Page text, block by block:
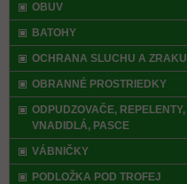
OBUV
BATOHY
OCHRANA SLUCHU A ZRAKU
OBRANNÉ PROSTRIEDKY
ODPUDZOVAČE, REPELENTY,
VNADIDLÁ, PASCE
VÁBNIČKY
PODLOŽKA POD TROFEJ